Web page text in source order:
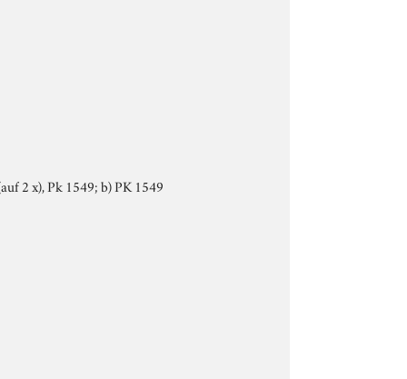
2 x), Pk 1549; b) PK 1549